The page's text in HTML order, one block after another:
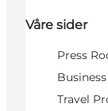
Våre sider
Press
Travel